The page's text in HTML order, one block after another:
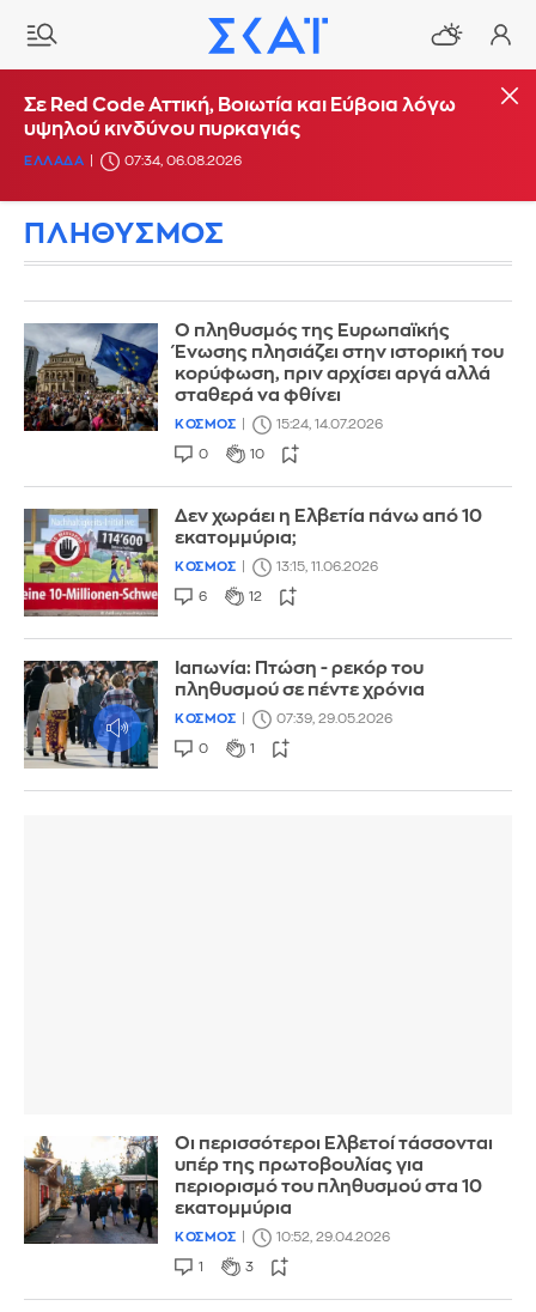
Σε Red Code Αττική, Βοιωτία και Εύβοια λόγω
υψηλού κινδύνου πυρκαγιάς
ΕΛΛΑΔΑ 07:34, 06.08.2026
ΠΛΗΘΥΣΜΟΣ
Ο πληθυσμός της Ευρωπαϊκής
Ένωσης πλησιάζει στην ιστορική του
κορύφωση, πριν αρχίσει αργά αλλά
σταθερά να φθίνει
ΚΟΣΜΟΣ 15:24, 14.07.2026
0 10
Δεν χωράει η Ελβετία πάνω από 10
εκατομμύρια;
ΚΟΣΜΟΣ 13:15, 11.06.2026
6 12
Ιαπωνία: Πτώση - ρεκόρ του
πληθυσμού σε πέντε χρόνια
ΚΟΣΜΟΣ 07:39, 29.05.2026
0 1
Οι περισσότεροι Ελβετοί τάσσονται
υπέρ της πρωτοβουλίας για
περιορισμό του πληθυσμού στα 10
εκατομμύρια
ΚΟΣΜΟΣ 10:52, 29.04.2026
1 3